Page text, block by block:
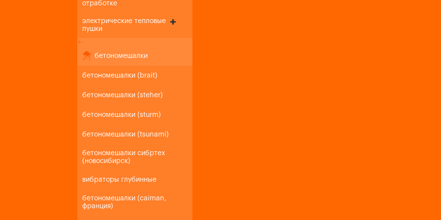
отработке
электрические тепловые
пушки
+-
бетономешалки
бетономешалки (brait)
бетономешалки (steher)
бетономешалки (sturm)
бетономешалки (tsunami)
бетономешалки сибртех
(новосибирск)
вибраторы глубинные
бетономешалки (caiman,
франция)